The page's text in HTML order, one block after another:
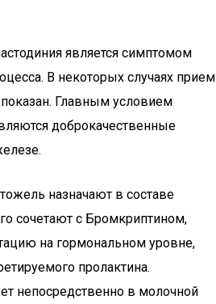
является симптомом
В некоторых случаях прием
Главным условием
доброкачественные
назначают в составе
сочетают с Бромкриптином,
на гормональном уровне,
пролактина.
непосредственно в молочной